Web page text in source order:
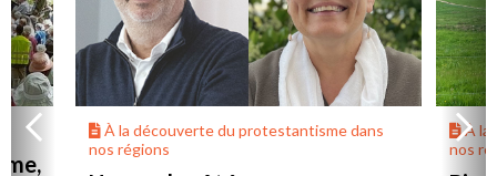
À la découverte du protestantisme dans
nos régions
À la
nos